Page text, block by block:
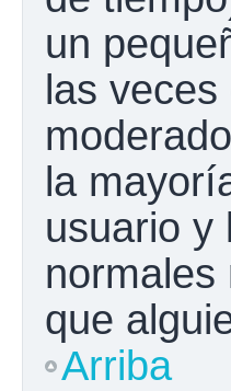
un
las
la
usuario y
normales
que
Arriba